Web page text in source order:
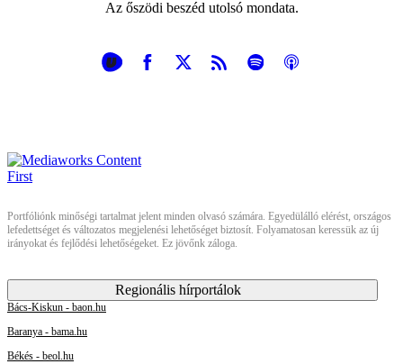
Az őszödi beszéd utolsó mondata.
Portfóliónk minőségi tartalmat jelent minden olvasó számára. Egyedülálló elérést, országos
lefedettséget és változatos megjelenési lehetőséget biztosít. Folyamatosan keressük az új
irányokat és fejlődési lehetőségeket. Ez jövőnk záloga.
Regionális hírportálok
Bács-Kiskun - baon.hu
Baranya - bama.hu
Békés - beol.hu